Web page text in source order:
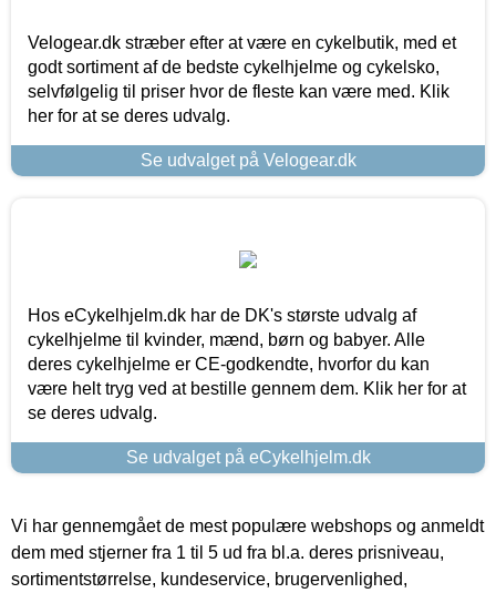
Velogear.dk stræber efter at være en cykelbutik, med et
godt sortiment af de bedste cykelhjelme og cykelsko,
selvfølgelig til priser hvor de fleste kan være med. Klik
her for at se deres udvalg.
Se udvalget på Velogear.dk
Hos eCykelhjelm.dk har de DK's største udvalg af
cykelhjelme til kvinder, mænd, børn og babyer. Alle
deres cykelhjelme er CE-godkendte, hvorfor du kan
være helt tryg ved at bestille gennem dem. Klik her for at
se deres udvalg.
Se udvalget på eCykelhjelm.dk
Vi har gennemgået de mest populære webshops og anmeldt
dem med stjerner fra 1 til 5 ud fra bl.a. deres prisniveau,
sortimentstørrelse, kundeservice, brugervenlighed,